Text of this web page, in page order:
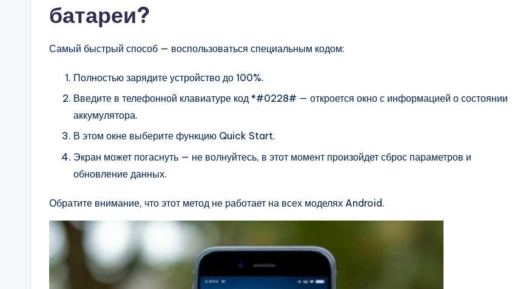
батареи?
Самый быстрый способ — воспользоваться специальным кодом:
Полностью зарядите устройство до 100%.
Введите в телефонной клавиатуре код *#0228# — откроется окно с информацией о состоянии
аккумулятора.
В этом окне выберите функцию Quick Start.
Экран может погаснуть — не волнуйтесь, в этот момент произойдет сброс параметров и
обновление данных.
Обратите внимание, что этот метод не работает на всех моделях Android.